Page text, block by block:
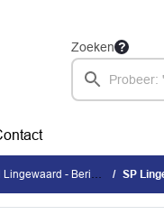
Zoeken
Carla en Brian Claassen SP